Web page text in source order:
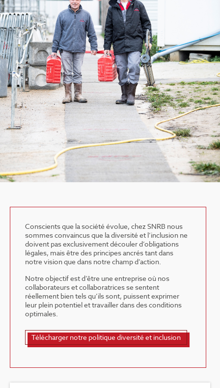
Conscients que la société évolue, chez SNRB nous
sommes convaincus que la diversité et l’inclusion ne
doivent pas exclusivement découler d’obligations
légales, mais être des principes ancrés tant dans
notre vision que dans notre champ d’action.
Notre objectif est d’être une entreprise où nos
collaborateurs et collaboratrices se sentent
réellement bien tels qu’ils sont, puissent exprimer
leur plein potentiel et travailler dans des conditions
optimales.
Télécharger notre politique diversité et inclusion